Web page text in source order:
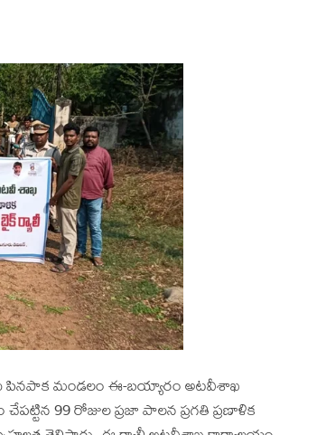
పినపాక మండలం ఈ-బయ్యారం అటవీశాఖ
99 రోజుల ప్రజా పాలన ప్రగతి ప్రణాళిక